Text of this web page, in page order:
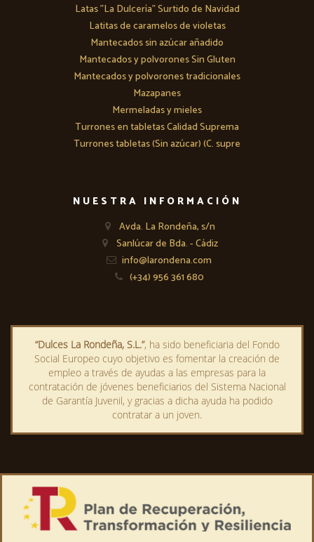
Latas "La Dulcería" Surtido de Navidad
Latitas de caramelos de violetas
Mantecados sin azúcar añadido
Mantecados y polvorones Sin Gluten
Mantecados y polvorones tradicionales
Mazapanes
Mermeladas y mieles
Turrones en tabletas Calidad Suprema
Turrones tabletas (Sin azúcar) (C. supre
NUESTRA INFORMACIÓN
Avda. La Rondeña, s/n
Sanlúcar de Bda. - Cádiz
info@larondena.com
(+34) 956 361 680
“Dulces La Rondeña, S.L.”, ha sido beneficiaria del Fondo
Social Europeo cuyo objetivo es fomentar la creación de
empleo a través de ayudas a las empresas para la
contratación de jóvenes beneficiarios del Sistema Nacional
de Garantía Juvenil, y gracias a dicha ayuda ha podido
contratar a un joven.